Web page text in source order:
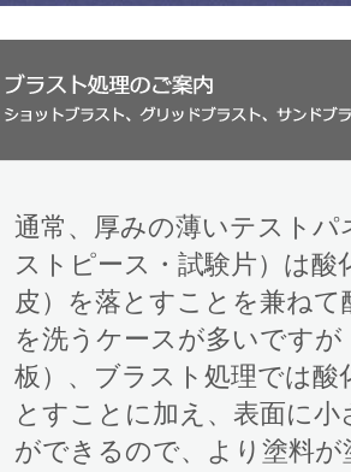
通常、厚みの薄いテストパ
ストピース・試験片）は酸
皮）を落とすことを兼ねて
を洗うケースが多いですが
板）、ブラスト処理では酸
とすことに加え、表面に小
ができるので、より塗料が